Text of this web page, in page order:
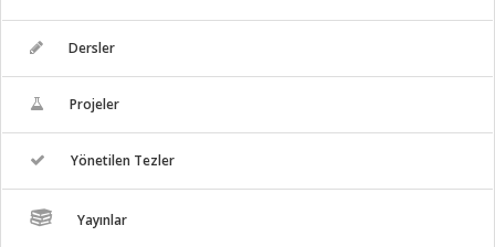
Dersler
Projeler
Yönetilen Tezler
Yayınlar